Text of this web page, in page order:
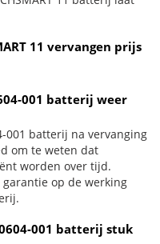
11 vervangen prijs
001 batterij weer
001 batterij na vervanging
om te weten dat
worden over tijd.
op de werking
001 batterij stuk